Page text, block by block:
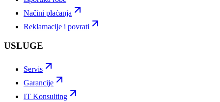
Načini plaćanja
Reklamacije i povrati
USLUGE
Servis
Garancije
IT Konsulting